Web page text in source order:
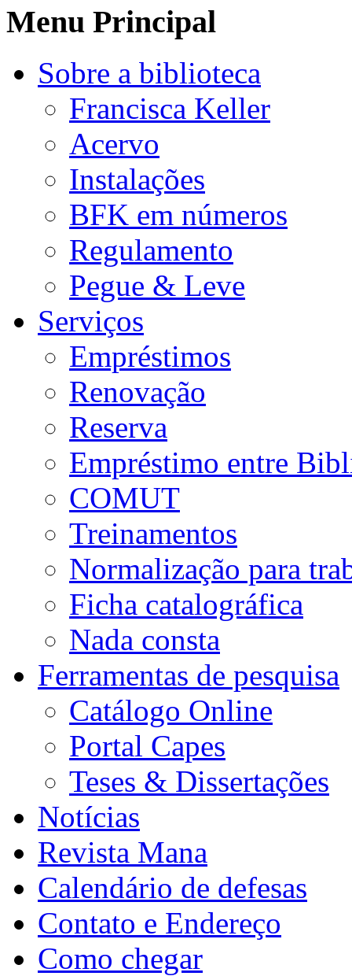
Menu Principal
Sobre a biblioteca
Francisca Keller
Acervo
Instalações
BFK em números
Regulamento
Pegue & Leve
Serviços
Empréstimos
Renovação
Reserva
Empréstimo entre
COMUT
Treinamentos
Normalização para
Ficha catalográfica
Nada consta
Ferramentas de pesquisa
Catálogo Online
Portal Capes
Teses & Dissertações
Notícias
Revista Mana
Calendário de defesas
Contato e Endereço
Como chegar